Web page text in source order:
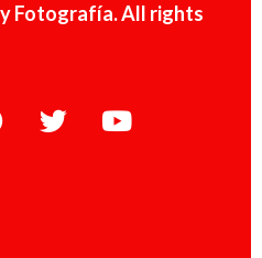
Fotografía. All rights